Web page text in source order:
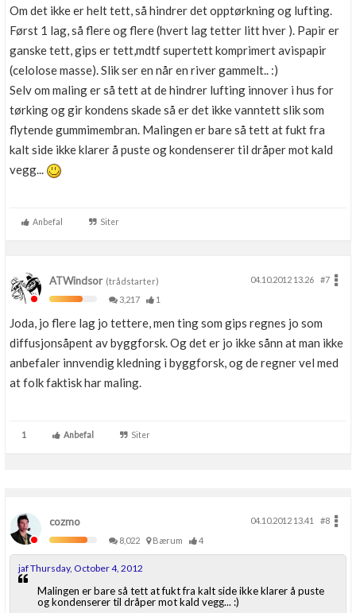
Om det ikke er helt tett, så hindrer det opptørkning og lufting.
Først 1 lag, så flere og flere (hvert lag tetter litt hver ). Papir er
ganske tett, gips er tett,mdtf supertett komprimert avispapir
(celolose masse). Slik ser en når en river gammelt.. :)
Selv om maling er så tett at de hindrer lufting innover i hus for
tørking og gir kondens skade så er det ikke vanntett slik som
flytende gummimembran. Malingen er bare så tett at fukt fra
kalt side ikke klarer å puste og kondenserer til dråper mot kald
vegg...
Anbefal Siter
ATWindsor(trådstarter) 04.10.2012 13.26
#7
3,217
1
Joda, jo flere lag jo tettere, men ting som gips regnes jo som
diffusjonsåpent av byggforsk. Og det er jo ikke sånn at man ikke
anbefaler innvendig kledning i byggforsk, og de regner vel med
at folk faktisk har maling.
1 Anbefal Siter
cozmo 04.10.2012 13.41
#8
8,022
Bærum 4
jaf Thursday, October 4, 2012
Malingen er bare så tett at fukt fra kalt side ikke klarer å puste
og kondenserer til dråper mot kald vegg... :)